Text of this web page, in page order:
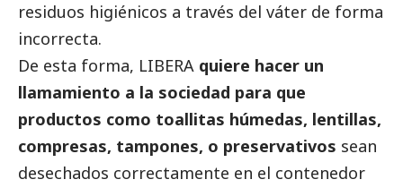
residuos higiénicos a través del váter de forma
incorrecta.
De esta forma, LIBERA quiere hacer un
llamamiento a la sociedad para que
productos como toallitas húmedas, lentillas,
compresas, tampones, o preservativos sean
desechados correctamente en el contenedor